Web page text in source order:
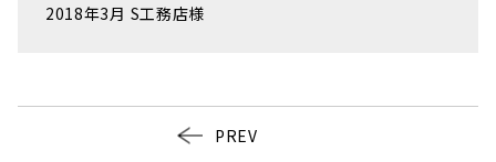
2018年3月 S工務店様
PREV